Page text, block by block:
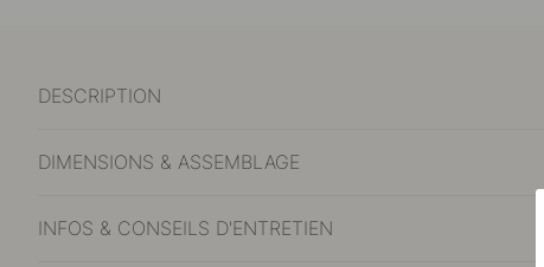
DESCRIPTION
DIMENSIONS & ASSEMBLAGE
INFOS & CONSEILS D'ENTRETIEN